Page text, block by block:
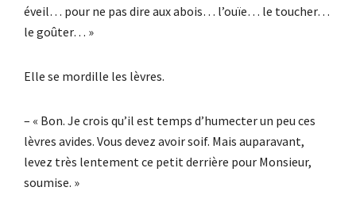
éveil… pour ne pas dire aux abois… l’ouïe… le toucher…
le goûter… »
Elle se mordille les lèvres.
– « Bon. Je crois qu’il est temps d’humecter un peu ces
lèvres avides. Vous devez avoir soif. Mais auparavant,
levez très lentement ce petit derrière pour Monsieur,
soumise. »